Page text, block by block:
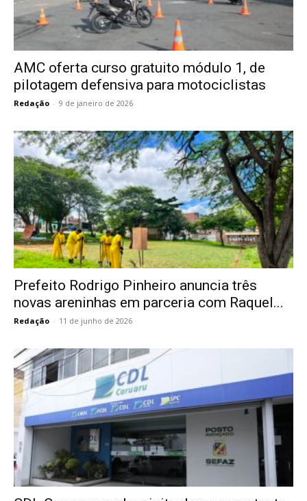
AMC oferta curso gratuito módulo 1, de
pilotagem defensiva para motociclistas
Redação - 9 de janeiro de 2026
Prefeito Rodrigo Pinheiro anuncia três
novas areninhas em parceria com Raquel...
Redação - 11 de junho de 2026